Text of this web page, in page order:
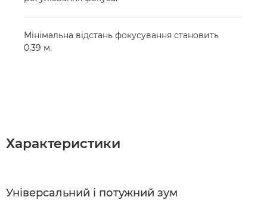
Мінімальна відстань фокусування становить
0,39 м.
Характеристики
Універсальний і потужний зум